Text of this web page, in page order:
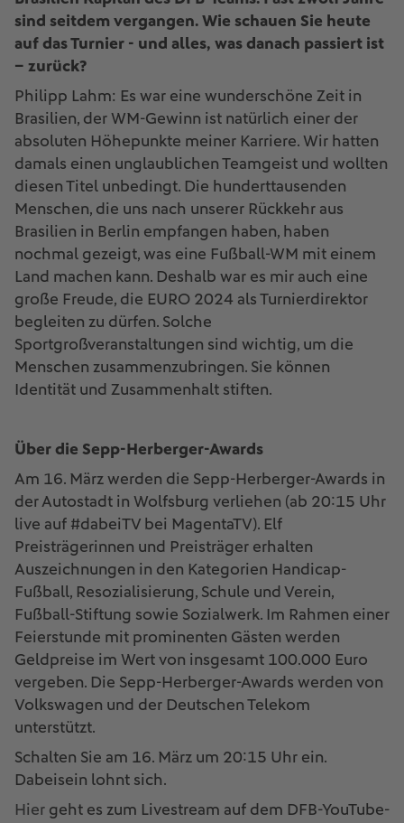
sind seitdem vergangen. Wie schauen Sie heute
auf das Turnier - und alles, was danach passiert ist
– zurück?
Philipp Lahm: Es war eine wunderschöne Zeit in
Brasilien, der WM-Gewinn ist natürlich einer der
absoluten Höhepunkte meiner Karriere. Wir hatten
damals einen unglaublichen Teamgeist und wollten
diesen Titel unbedingt. Die hunderttausenden
Menschen, die uns nach unserer Rückkehr aus
Brasilien in Berlin empfangen haben, haben
nochmal gezeigt, was eine Fußball-WM mit einem
Land machen kann. Deshalb war es mir auch eine
große Freude, die EURO 2024 als Turnierdirektor
begleiten zu dürfen. Solche
Sportgroßveranstaltungen sind wichtig, um die
Menschen zusammenzubringen. Sie können
Identität und Zusammenhalt stiften.
Über die Sepp-Herberger-Awards
Am 16. März werden die Sepp-Herberger-Awards in
der Autostadt in Wolfsburg verliehen (ab 20:15 Uhr
live auf #dabeiTV bei MagentaTV). Elf
Preisträgerinnen und Preisträger erhalten
Auszeichnungen in den Kategorien Handicap-
Fußball, Resozialisierung, Schule und Verein,
Fußball-Stiftung sowie Sozialwerk. Im Rahmen einer
Feierstunde mit prominenten Gästen werden
Geldpreise im Wert von insgesamt 100.000 Euro
vergeben. Die Sepp-Herberger-Awards werden von
Volkswagen und der Deutschen Telekom
unterstützt.
Schalten Sie am 16. März um 20:15 Uhr ein.
Dabeisein lohnt sich.
Hier geht es zum Livestream auf dem DFB-YouTube-